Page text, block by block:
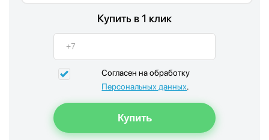
Купить в 1 клик
Согласен на обработку
Персональных данных.